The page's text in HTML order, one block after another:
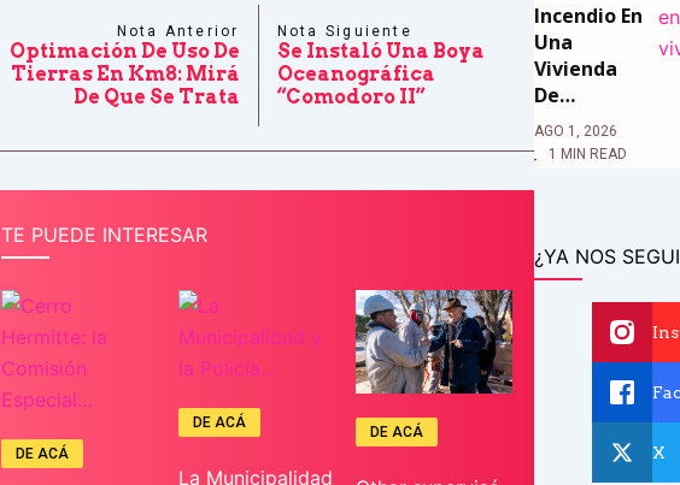
Nota Anterior
Optimación De Uso De
Tierras En Km8: Mirá
De Que Se Trata
Nota Siguiente
Se Instaló Una Boya
Oceanográfica
“Comodoro II”
TE PUEDE INTERESAR
DE ACÁ
DE ACÁ
La Municipalidad
DE ACÁ
Incendio En
Una
Vivienda
De…
AGO 1, 2026
1 MIN READ
¿YA NOS
X